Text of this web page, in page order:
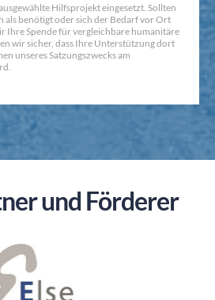
Hilfsprojekt eingesetzt. Sollten
als benötigt oder sich der Bedarf vor Ort
Ihre Spende für vergleichbare humanitäre
wir sicher, dass Ihre Unterstützung dort
unseres Satzungszwecks am
und Förderer